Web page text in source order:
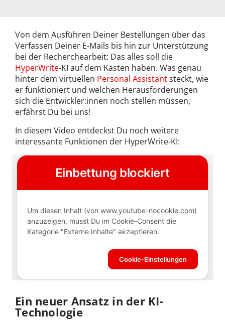
Von dem Ausführen Deiner Bestellungen über das
Verfassen Deiner E-Mails bis hin zur Unterstützung
bei der Recherchearbeit: Das alles soll die
HyperWrite-KI auf dem Kasten haben. Was genau
hinter dem virtuellen Personal Assistantsteckt, wie
er funktioniert und welchen Herausforderungen
sich die Entwickler:innen noch stellen müssen,
erfährst Du bei uns!
In diesem Video entdeckst Du noch weitere
interessante Funktionen der HyperWrite-KI:
Ein neuer Ansatz in der KI-
Technologie